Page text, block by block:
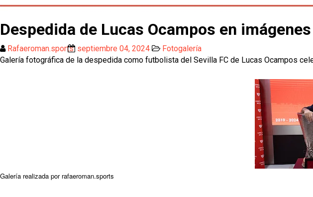
Despedida de Lucas Ocampos en imágenes
Rafaeroman.sports septiembre 04, 2024
Fotogalería
Galería fotográfica de la despedida como futbolista del Sevilla FC de Lucas Ocampos
Galería realizada por rafaeroman.sports